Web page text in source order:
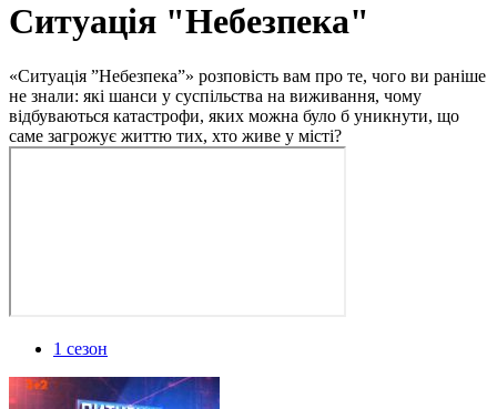
Ситуація "Небезпека"
«Ситуація ”Небезпека”» розповість вам про те, чого ви раніше
не знали: які шанси у суспільства на виживання, чому
відбуваються катастрофи, яких можна було б уникнути, що
саме загрожує життю тих, хто живе у місті?
1 сезон